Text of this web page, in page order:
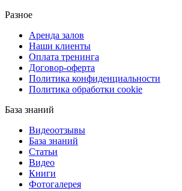
Разное
Аренда залов
Наши клиенты
Оплата тренинга
Договор-оферта
Политика конфиденциальности
Политика обработки cookie
База знаний
Видеоотзывы
База знаний
Статьи
Видео
Книги
Фотогалерея